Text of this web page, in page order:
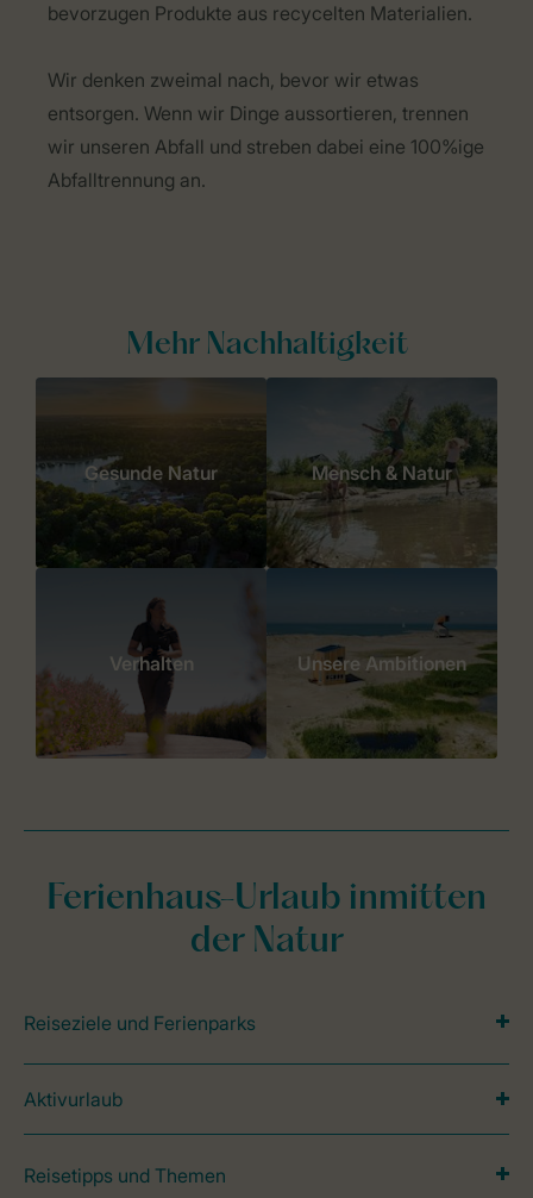
bevorzugen Produkte aus recycelten Materialien.
Wir denken zweimal nach, bevor wir etwas
entsorgen. Wenn wir Dinge aussortieren, trennen
wir unseren Abfall und streben dabei eine 100%ige
Abfalltrennung an.
Mehr Nachhaltigkeit
Gesunde Natur Mensch & Natur
Verhalten Unsere Ambitionen
Ferienhaus-Urlaub inmitten
der Natur
Reiseziele und Ferienparks
Aktivurlaub
Reisetipps und Themen